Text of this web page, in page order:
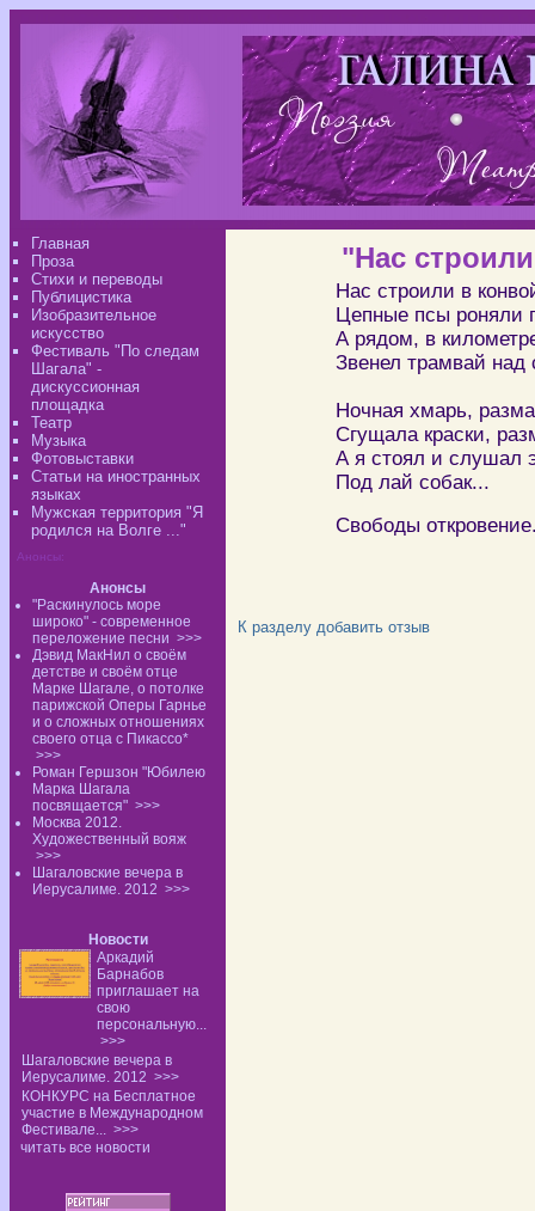
Главная
Проза
Стихи и переводы
Публицистика
Изобразительное
искусство
Фестиваль "По следам
Шагала" -
дискуссионная
площадка
Театр
Музыка
Фотовыставки
Статьи на иностранных
языках
Мужская территория "Я
родился на Волге ..."
Анонсы:
Анонсы
"Раскинулось море
широко" - современное
переложение песни >>>
Дэвид МакНил о своём
детстве и своём отце
Марке Шагале, о потолке
парижской Оперы Гарнье
и о сложных отношениях
своего отца с Пикассо*
>>>
Роман Гершзон "Юбилею
Марка Шагала
посвящается" >>>
Москва 2012.
Художественный вояж
>>>
Шагаловские вечера в
Иерусалиме. 2012 >>>
Новости
Аркадий
Барнабов
приглашает на
свою
персональную...
>>>
Шагаловские вечера в
Иерусалиме. 2012 >>>
КОНКУРС на Бесплатное
участие в Международном
Фестивале... >>>
читать все новости
"Нас
Нас строили в
Цепные псы роняли
А рядом, в
Звенел трамвай
Ночная хмарь,
Сгущала краски,
А я стоял и слушал
Под лай собак...
Свободы
К разделу добавить отзыв